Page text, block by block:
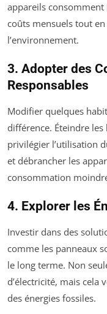
appareils consomment
coûts mensuels tout
l’environnement.
3. Adopter des
Responsables
Modifier quelques
différence. Éteindre les
privilégier l’utilisation
et débrancher les
consommation
4. Explorer les
Investir dans des
comme les panneaux
le long terme. Non
d’électricité, mais cela
des énergies fossiles.